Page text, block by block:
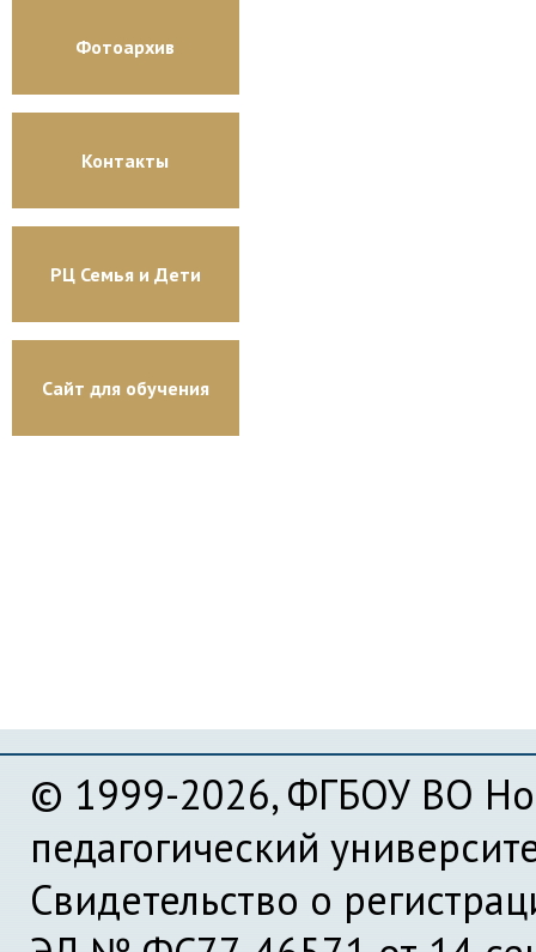
Фотоархив
Контакты
РЦ Семья и Дети
Сайт для обучения
© 1999-2026, ФГБОУ ВО
педагогический
Свидетельство о